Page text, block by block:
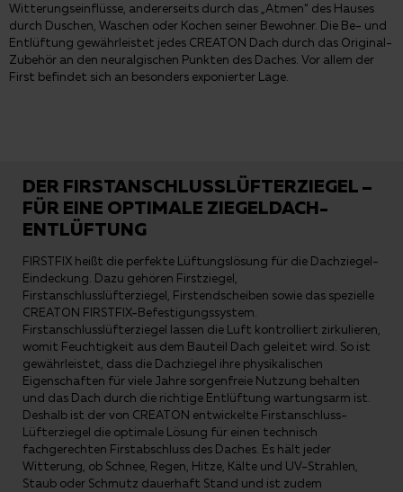
Witterungseinflüsse, andererseits durch das „Atmen“ des Hauses
durch Duschen, Waschen oder Kochen seiner Bewohner. Die Be- und
Entlüftung gewährleistet jedes CREATON Dach durch das Original-
Zubehör an den neuralgischen Punkten des Daches. Vor allem der
First befindet sich an besonders exponierter Lage.
DER FIRSTANSCHLUSSLÜFTERZIEGEL –
FÜR EINE OPTIMALE ZIEGELDACH-
ENTLÜFTUNG
FIRSTFIX heißt die perfekte Lüftungslösung für die Dachziegel-
Eindeckung. Dazu gehören Firstziegel,
Firstanschlusslüfterziegel, Firstendscheiben sowie das spezielle
CREATON FIRSTFIX-Befestigungssystem.
Firstanschlusslüfterziegel lassen die Luft kontrolliert zirkulieren,
womit Feuchtigkeit aus dem Bauteil Dach geleitet wird. So ist
gewährleistet, dass die Dachziegel ihre physikalischen
Eigenschaften für viele Jahre sorgenfreie Nutzung behalten
und das Dach durch die richtige Entlüftung wartungsarm ist.
Deshalb ist der von CREATON entwickelte Firstanschluss-
Lüfterziegel die optimale Lösung für einen technisch
fachgerechten Firstabschluss des Daches. Es hält jeder
Witterung, ob Schnee, Regen, Hitze, Kälte und UV-Strahlen,
Staub oder Schmutz dauerhaft Stand und ist zudem